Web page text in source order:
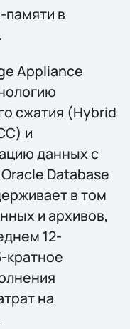
в
Appliance
сжатия (Hybrid
и
данных с
Database
в том
и архивов,
12-
кратное
на